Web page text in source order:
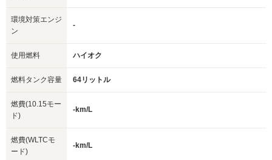
環境対策エンジ
ン
-
使用燃料 ハイオク
燃料タンク容量 64リットル
燃費(10.15モー
ド)
-km/L
燃費(WLTCモ
ード)
-km/L